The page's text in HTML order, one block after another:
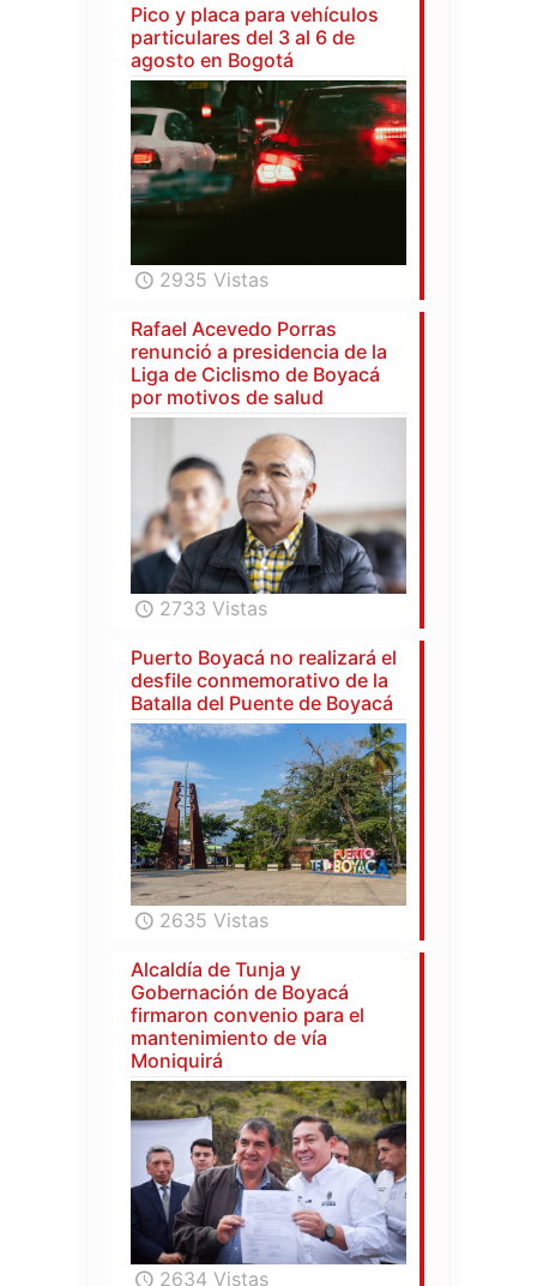
Pico y placa para vehículos
particulares del 3 al 6 de
agosto en Bogotá
2935 Vistas
Rafael Acevedo Porras
renunció a presidencia de la
Liga de Ciclismo de Boyacá
por motivos de salud
2733 Vistas
Puerto Boyacá no realizará el
desfile conmemorativo de la
Batalla del Puente de Boyacá
2635 Vistas
Alcaldía de Tunja y
Gobernación de Boyacá
firmaron convenio para el
mantenimiento de vía
Moniquirá
2634 Vistas